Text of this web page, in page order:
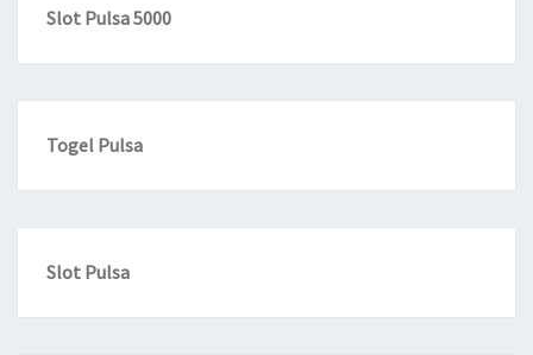
Slot Pulsa 5000
Togel Pulsa
Slot Pulsa